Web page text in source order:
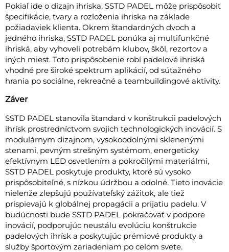
Pokiaľ ide o dizajn ihriska, SSTD PADEL môže prispôsobiť
špecifikácie, tvary a rozloženia ihriska na základe
požiadaviek klienta. Okrem štandardných dvoch a
jedného ihriska, SSTD PADEL ponúka aj multifunkčné
ihriská, aby vyhoveli potrebám klubov, škôl, rezortov a
iných miest. Toto prispôsobenie robí padelové ihriská
vhodné pre široké spektrum aplikácií, od súťažného
hrania po sociálne, rekreačné a teambuildingové aktivity.
Záver
SSTD PADEL stanovila štandard v konštrukcii padelových
ihrísk prostredníctvom svojich technologických inovácií. S
modulárnym dizajnom, vysokoodolnými sklenenými
stenami, pevným strešným systémom, energeticky
efektívnym LED osvetlením a pokročilými materiálmi,
SSTD PADEL poskytuje produkty, ktoré sú vysoko
prispôsobiteľné, s nízkou údržbou a odolné. Tieto inovácie
nielenže zlepšujú používateľský zážitok, ale tiež
prispievajú k globálnej propagácii a prijatiu padelu. V
budúcnosti bude SSTD PADEL pokračovať v podpore
inovácií, podporujúc neustálu evolúciu konštrukcie
padelových ihrísk a poskytujúc prémiové produkty a
služby športovým zariadeniam po celom svete.